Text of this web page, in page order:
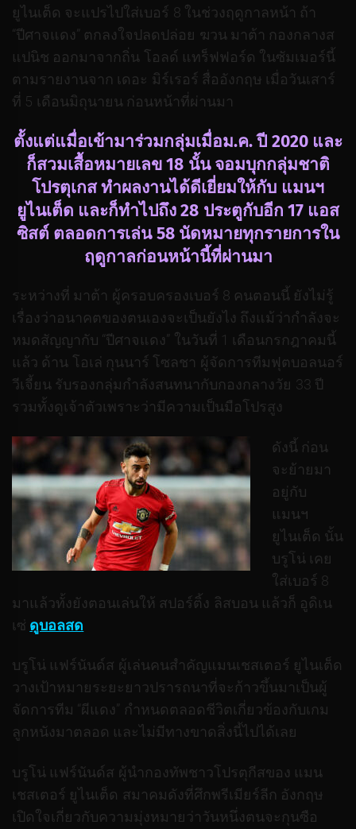
ยูไนเต็ด จะแปรไปใส่เบอร์ 8 ในช่วงฤดูกาลหน้า ถ้า
“ปีศาจแดง” ตกลงใจปลดปล่อย ฆวน มาต้า กองกลางส
แปนิช ออกมาจากถิ่น โอลด์ แทร็ฟฟอร์ด ในซัมเมอร์นี้
ตามรายงานจาก เดอะ มิร์เรอร์ สื่ออังกฤษ เมื่อวันเสาร์
ที่ 5 เดือนมิถุนายน ก่อนหน้าที่ผ่านมา
ตั้งแต่แมื่อเข้ามาร่วมกลุ่มเมื่อม.ค. ปี 2020 และ
ก็สวมเสื้อหมายเลข 18 นั้น จอมบุกกลุ่มชาติ
โปรตุเกส ทำผลงานได้ดีเยี่ยมให้กับ แมนฯ
ยูไนเต็ด และก็ทำไปถึง 28 ประตูกับอีก 17 แอส
ซิสต์ ตลอดการเล่น 58 นัดหมายทุกรายการใน
ฤดูกาลก่อนหน้านี้ที่ผ่านมา
ระหว่างที่ มาต้า ผู้ครอบครองเบอร์ 8 คนตอนนี้ ยังไม่รู้
เรื่องว่าอนาคตของตนเองจะเป็นยังไง ถึงแม้ว่ากำลังจะ
หมดสัญญากับ “ปีศาจแดง” ในวันที่ 1 เดือนกรกฎาคมนี้
แล้ว ด้าน โอเล่ กุนนาร์ โซลชา ผู้จัดการทีมฟุตบอลนอร์
วีเจี้ยน รับรองกลุ่มกำลังสนทนากับกองกลางวัย 33 ปี
รวมทั้งดูเจ้าตัวเพราะว่ามีความเป็นมือโปรสูง
ดังนี้ ก่อน
จะย้ายมา
อยู่กับ
แมนฯ
ยูไนเต็ด นั้น
บรูโน่ เคย
ใส่เบอร์ 8
มาแล้วทั้งยังตอนเล่นให้ สปอร์ติ้ง ลิสบอน แล้วก็ อูดิเน
เซ่ ดูบอลสด
บรูโน่ แฟร์นันด์ส ผู้เล่นคนสำคัญแมนเชสเตอร์ ยูไนเต็ด
วางเป้าหมายระยะยาวปรารถนาที่จะก้าวขึ้นมาเป็นผู้
จัดการทีม “ผีแดง” กำหนดตลอดชีวิตเกี่ยวข้องกับเกม
ลูกหนังมาตลอด และไม่มีทางขาดสิ่งนี้ไปได้เลย
บรูโน่ แฟร์นันด์ส ผู้นำกองทัพชาวโปรตุกีสของ แมน
เชสเตอร์ ยูไนเต็ด สมาคมดังที่ศึกพรีเมียร์ลีก อังกฤษ
เปิดใจเกี่ยวกับความมุ่งหมายว่าวันหนึ่งตนจะกุนซือ